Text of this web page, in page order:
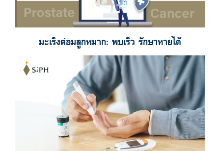
มะเร็งต่อมลูกหมาก: พบเร็ว รักษาหายได้